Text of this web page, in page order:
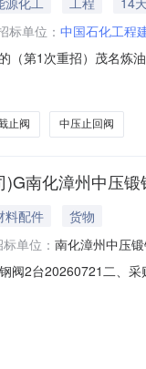
标单位： 中国石化工程
（第1次重招）茂名炼
号：NWZ260623-
止阀 中压止回阀
南化漳州中压
料配件
货物
单位： 南化漳州中压
阀2台20260721二、
要注册"。注册信息提